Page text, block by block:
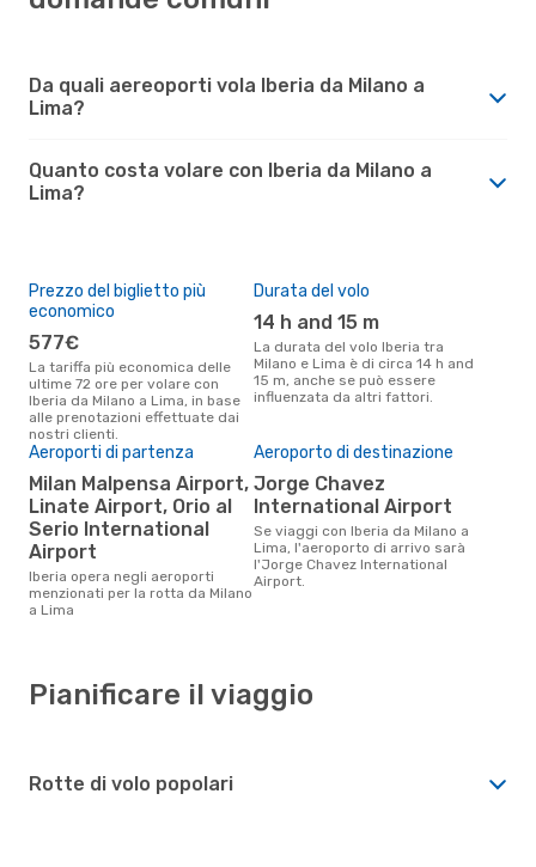
Da quali aereoporti vola Iberia da Milano a
Lima?
Quanto costa volare con Iberia da Milano a
Lima?
Prezzo del biglietto più
economico
577€
La tariffa più economica delle
ultime 72 ore per volare con
Iberia da Milano a Lima, in base
alle prenotazioni effettuate dai
nostri clienti.
Durata del volo
14 h and 15 m
La durata del volo Iberia tra
Milano e Lima è di circa 14 h and
15 m, anche se può essere
influenzata da altri fattori.
Aeroporti di partenza
Milan Malpensa Airport,
Linate Airport, Orio al
Serio International
Airport
Iberia opera negli aeroporti
menzionati per la rotta da Milano
a Lima
Aeroporto di destinazione
Jorge Chavez
International Airport
Se viaggi con Iberia da Milano a
Lima, l'aeroporto di arrivo sarà
l'Jorge Chavez International
Airport.
Pianificare il viaggio
Rotte di volo popolari